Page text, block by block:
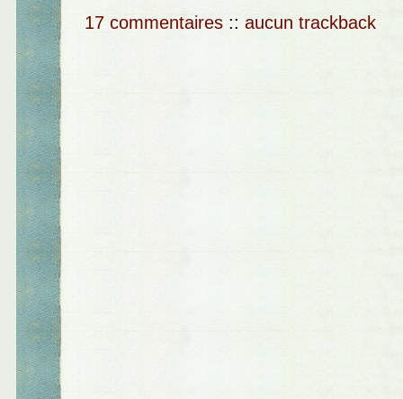
17 commentaires :: aucun trackback